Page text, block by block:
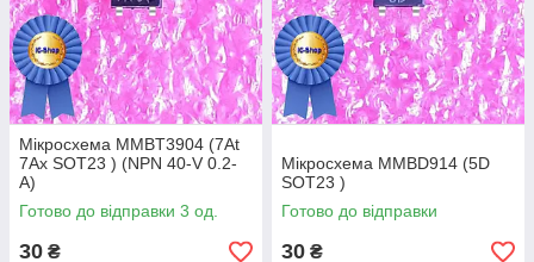
Мікросхема MMBT3904 (7At
7Ax SOT23 ) (NPN 40-V 0.2-
A)
Готово до відправки 3 од.
30 ₴
Мікросхема MMBD914 (5D
SOT23 )
Готово до відправки
30 ₴